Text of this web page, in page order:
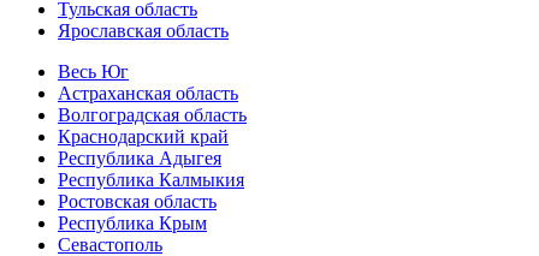
Тульская область
Ярославская область
Весь Юг
Астраханская область
Волгоградская область
Краснодарский край
Республика Адыгея
Республика Калмыкия
Ростовская область
Республика Крым
Севастополь